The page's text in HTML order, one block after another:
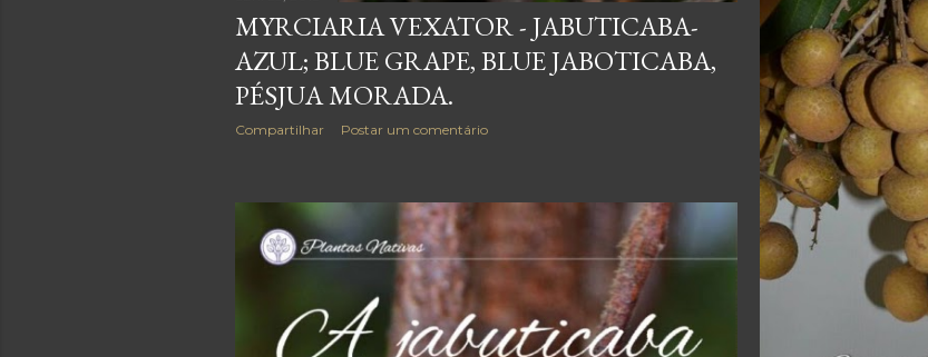
MYRCIARIA VEXATOR - JABUTICABA-
AZUL; BLUE GRAPE, BLUE JABOTICABA,
PÉSJUA MORADA.
Compartilhar Postar um comentário